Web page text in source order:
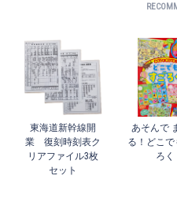
東海道新幹線開
業 復刻時刻表ク
リアファイル3枚
セット
あそんで
る！どこ
ろく